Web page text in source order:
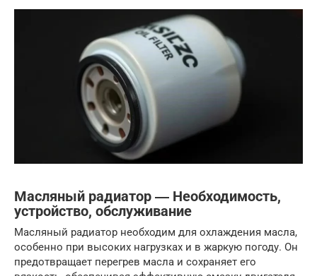
Масляный радиатор ― Необходимость,
устройство, обслуживание
Масляный радиатор необходим для охлаждения масла,
особенно при высоких нагрузках и в жаркую погоду. Он
предотвращает перегрев масла и сохраняет его